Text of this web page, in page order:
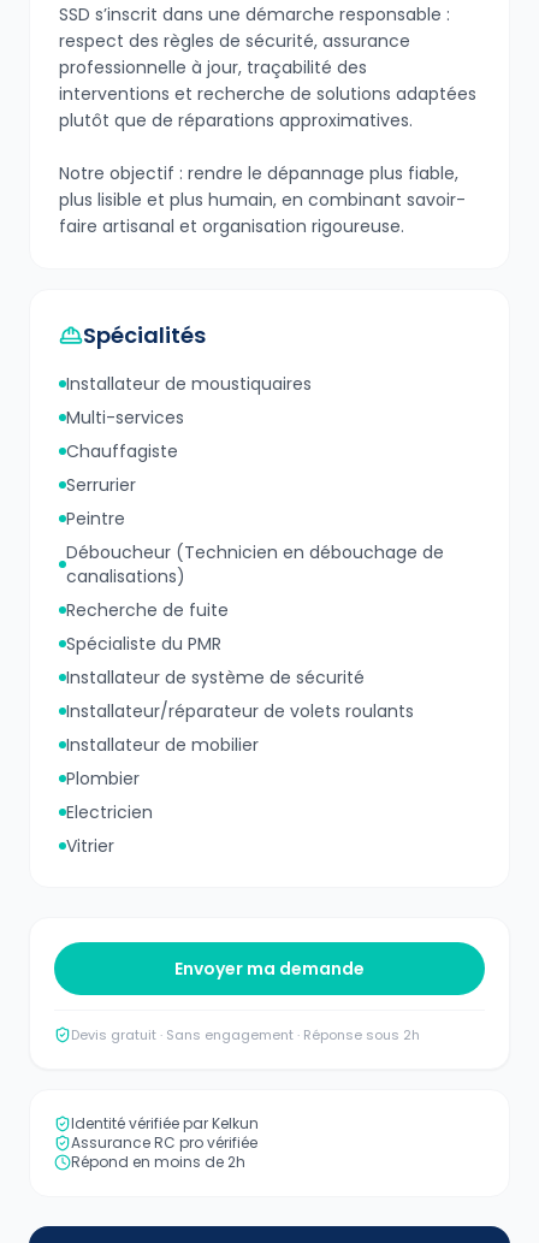
SSD s’inscrit dans une démarche responsable :
respect des règles de sécurité, assurance
professionnelle à jour, traçabilité des
interventions et recherche de solutions adaptées
plutôt que de réparations approximatives.
Notre objectif : rendre le dépannage plus fiable,
plus lisible et plus humain, en combinant savoir-
faire artisanal et organisation rigoureuse.
Spécialités
Installateur de moustiquaires
Multi-services
Chauffagiste
Serrurier
Peintre
Déboucheur (Technicien en débouchage de
canalisations)
Recherche de fuite
Spécialiste du PMR
Installateur de système de sécurité
Installateur/réparateur de volets roulants
Installateur de mobilier
Plombier
Electricien
Vitrier
Envoyer ma demande
Devis gratuit · Sans engagement · Réponse sous 2h
Identité vérifiée par Kelkun
Assurance RC pro vérifiée
Répond en moins de 2h